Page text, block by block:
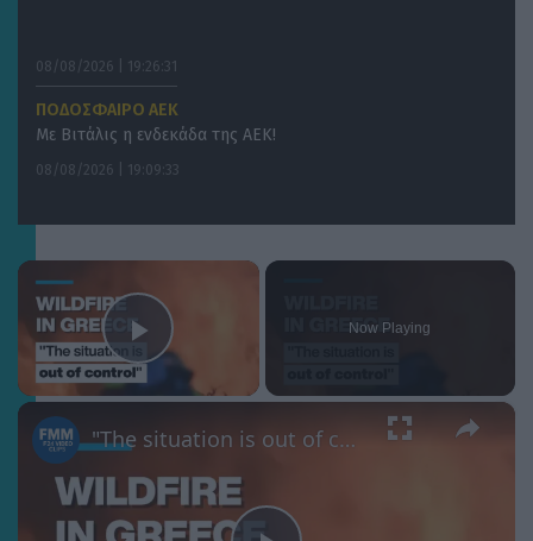
08/08/2026 | 19:26:31
ΠΟΔΟΣΦΑΙΡΟ ΑΕΚ
Με Βιτάλις η ενδεκάδα της ΑΕΚ!
08/08/2026 | 19:09:33
×
Play Video
Now Playing
×
"The situation is out of control": Greek firefighters battle wildfire for fourth day